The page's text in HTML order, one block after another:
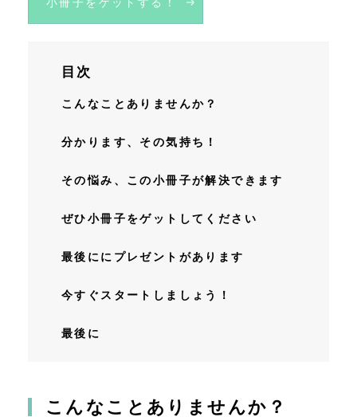
目次
こんなことありませんか？
分かります、その気持ち！
その悩み、この小冊子が解決できます
ぜひ小冊子をゲットしてください
最後ににプレゼントがあります
今すぐスタートしましょう！
最後に
こんなことありませんか？